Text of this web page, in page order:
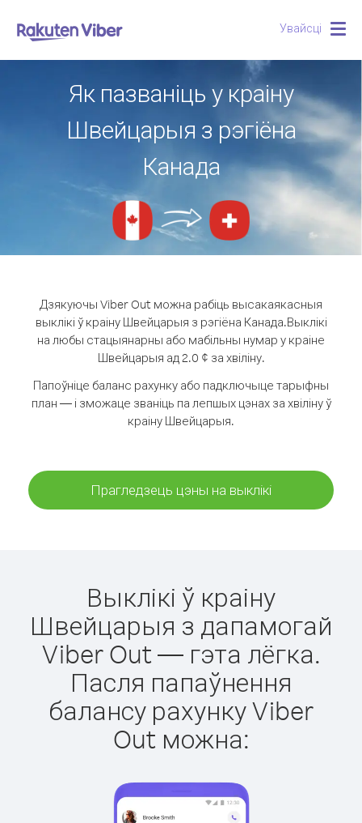
Увайсці
Як пазваніць у краіну
Швейцарыя з рэгіёна
Канада
Дзякуючы Viber Out можна рабіць высакаякасныя
выклікі ў краіну Швейцарыя з рэгіёна Канада.Выклікі
на любы стацыянарны або мабільны нумар у краіне
Швейцарыя ад 2.0 ¢ за хвіліну.
Папоўніце баланс рахунку або падключыце тарыфны
план — і зможаце званіць па лепшых цэнах за хвіліну ў
краіну Швейцарыя.
Прагледзець цэны на выклікі
Выклікі ў краіну
Швейцарыя з дапамогай
Viber Out — гэта лёгка.
Пасля папаўнення
балансу рахунку Viber
Out можна: